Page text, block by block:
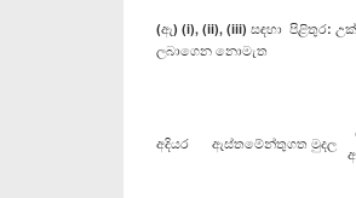
(ඇ) (i), (ii), (iii) සඳහා පිළිතුර:
ලබාගෙන නොමැත
අදියර ඇස්තමේන්තුගත මුදල